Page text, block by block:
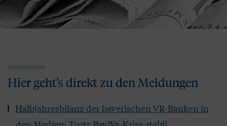
Hier geht’s direkt zu den Meldungen
Halbjahresbilanz der bayerischen VR-Banken in